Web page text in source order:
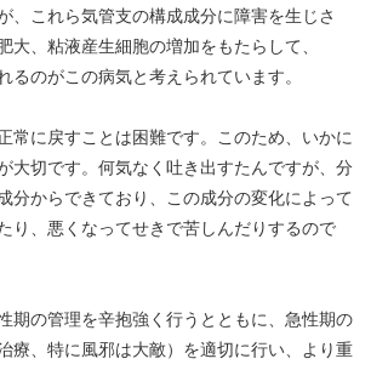
、これら気管支の構成成分に障害を生じさ
大、粘液産生細胞の増加をもたらして、
るのがこの病気と考えられています。
常に戻すことは困難です。このため、いかに
大切です。何気なく吐き出すたんですが、分
分からできており、この成分の変化によって
り、悪くなってせきで苦しんだりするので
期の管理を辛抱強く行うとともに、急性期の
療、特に風邪は大敵）を適切に行い、より重